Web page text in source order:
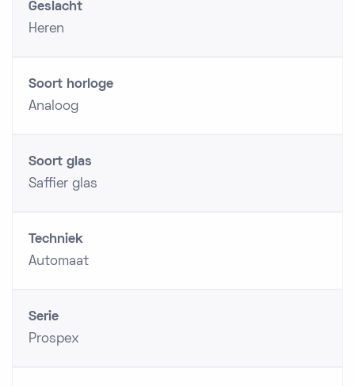
Geslacht
Heren
Soort horloge
Analoog
Soort glas
Saffier glas
Techniek
Automaat
Serie
Prospex